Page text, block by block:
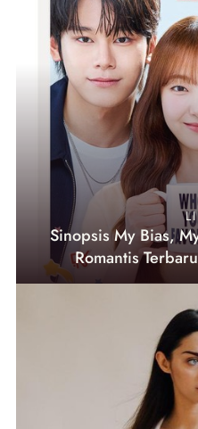
Sinopsis My Bias,
Romantis